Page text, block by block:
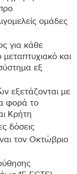
ομάδες
για κάθε
και
εξ
εξετάζονται με
φορά το
Κρήτη
δόσεις
τον Οκτώβριο